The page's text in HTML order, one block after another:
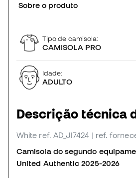
Sobre o produto
Tipo de camisola:
CAMISOLA PRO
Idade:
ADULTO
Descrição técnica
White ref. AD_JI7424 | ref.
Camisola do segundo
United Authentic 2025-2026